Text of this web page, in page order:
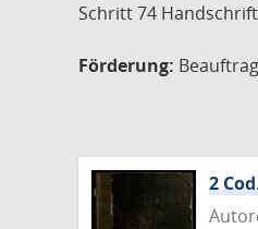
Schritt 74
Förderung:
2